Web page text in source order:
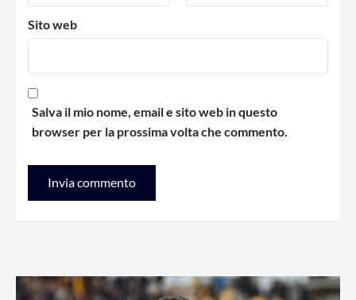
Sito web
Salva il mio nome, email e sito web in questo
browser per la prossima volta che commento.